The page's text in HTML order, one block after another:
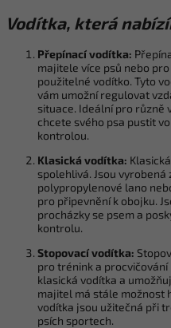
Vodítka, která
Přepínací vodítka:
majitele více psů nebo
použitelné vodítko. Tyto
vám umožní regulovat
situace. Ideální pro různě
chcete svého psa pustit
kontrolou.
Klasická vodítka:
spolehlivá. Jsou
polypropylenové lano
pro připevnění k obojku.
procházky se psem a
kontrolu.
Stopovací vodítka:
pro trénink a
klasická vodítka a
majitel má stále možnost
vodítka jsou užitečná při
psích sportech.